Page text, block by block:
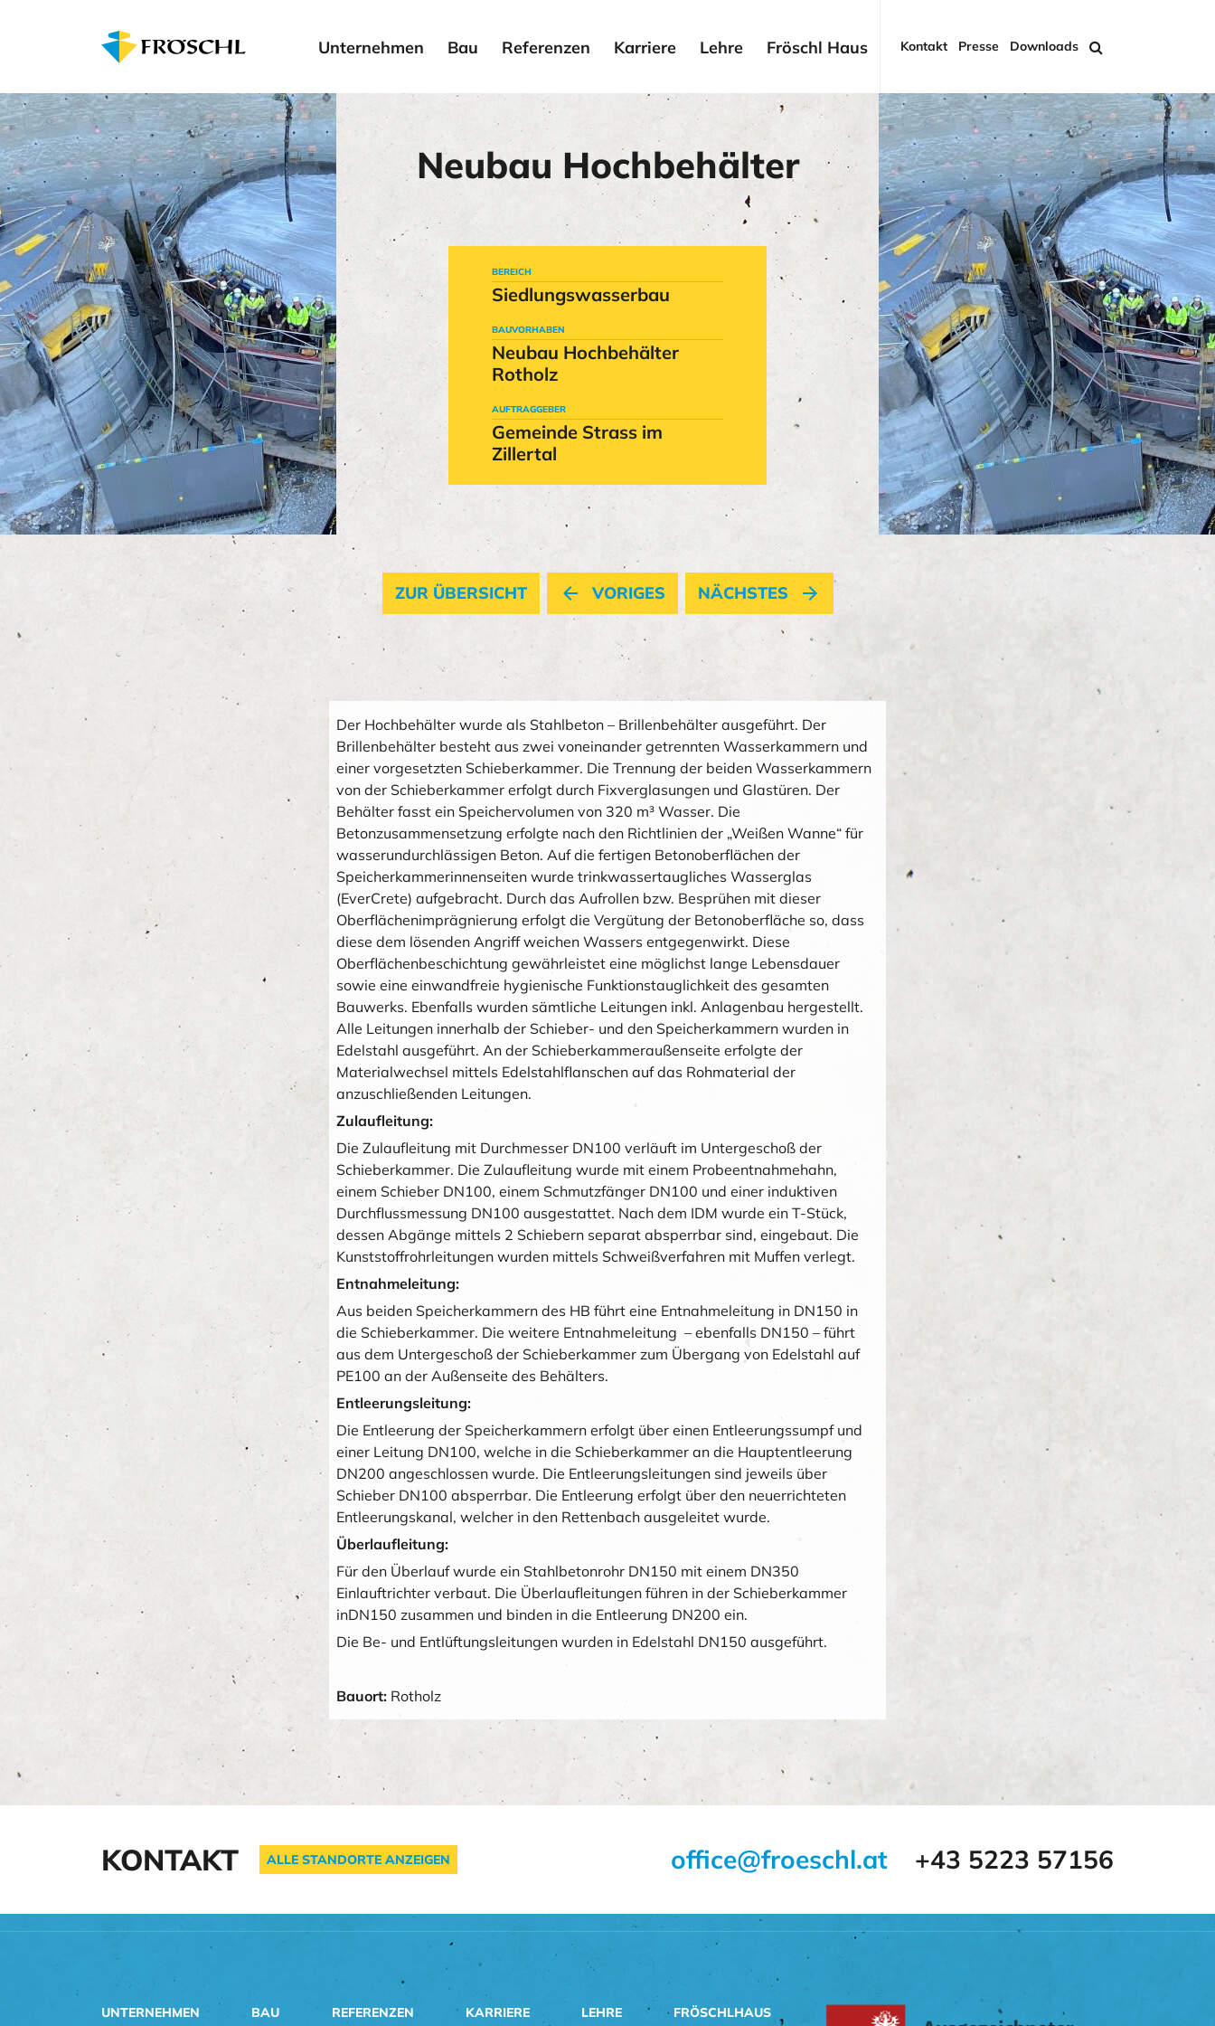
Unternehmen Bau Referenzen Karriere Lehre Fröschl Haus Kontakt Presse Downloads
Neubau Hochbehälter
BEREICH
Siedlungswasserbau
BAUVORHABEN
Neubau Hochbehälter
Rotholz
AUFTRAGGEBER
Gemeinde Strass im
Zillertal
ZUR ÜBERSICHT arrow_back VORIGES NÄCHSTES arrow_forward
Der Hochbehälter wurde als Stahlbeton – Brillenbehälter ausgeführt. Der
Brillenbehälter besteht aus zwei voneinander getrennten Wasserkammern und
einer vorgesetzten Schieberkammer. Die Trennung der beiden Wasserkammern
von der Schieberkammer erfolgt durch Fixverglasungen und Glastüren. Der
Behälter fasst ein Speichervolumen von 320 m³ Wasser. Die
Betonzusammensetzung erfolgte nach den Richtlinien der „Weißen Wanne“ für
wasserundurchlässigen Beton. Auf die fertigen Betonoberflächen der
Speicherkammerinnenseiten wurde trinkwassertaugliches Wasserglas
(EverCrete) aufgebracht. Durch das Aufrollen bzw. Besprühen mit dieser
Oberflächenimprägnierung erfolgt die Vergütung der Betonoberfläche so, dass
diese dem lösenden Angriff weichen Wassers entgegenwirkt. Diese
Oberflächenbeschichtung gewährleistet eine möglichst lange Lebensdauer
sowie eine einwandfreie hygienische Funktionstauglichkeit des gesamten
Bauwerks. Ebenfalls wurden sämtliche Leitungen inkl. Anlagenbau hergestellt.
Alle Leitungen innerhalb der Schieber- und den Speicherkammern wurden in
Edelstahl ausgeführt. An der Schieberkammeraußenseite erfolgte der
Materialwechsel mittels Edelstahlflanschen auf das Rohmaterial der
anzuschließenden Leitungen.
Zulaufleitung:
Die Zulaufleitung mit Durchmesser DN100 verläuft im Untergeschoß der
Schieberkammer. Die Zulaufleitung wurde mit einem Probeentnahmehahn,
einem Schieber DN100, einem Schmutzfänger DN100 und einer induktiven
Durchflussmessung DN100 ausgestattet. Nach dem IDM wurde ein T-Stück,
dessen Abgänge mittels 2 Schiebern separat absperrbar sind, eingebaut. Die
Kunststoffrohrleitungen wurden mittels Schweißverfahren mit Muffen verlegt.
Entnahmeleitung:
Aus beiden Speicherkammern des HB führt eine Entnahmeleitung in DN150 in
die Schieberkammer. Die weitere Entnahmeleitung – ebenfalls DN150 – führt
aus dem Untergeschoß der Schieberkammer zum Übergang von Edelstahl auf
PE100 an der Außenseite des Behälters.
Entleerungsleitung:
Die Entleerung der Speicherkammern erfolgt über einen Entleerungssumpf und
einer Leitung DN100, welche in die Schieberkammer an die Hauptentleerung
DN200 angeschlossen wurde. Die Entleerungsleitungen sind jeweils über
Schieber DN100 absperrbar. Die Entleerung erfolgt über den neuerrichteten
Entleerungskanal, welcher in den Rettenbach ausgeleitet wurde.
Überlaufleitung:
Für den Überlauf wurde ein Stahlbetonrohr DN150 mit einem DN350
Einlauftrichter verbaut. Die Überlaufleitungen führen in der Schieberkammer
inDN150 zusammen und binden in die Entleerung DN200 ein.
Die Be- und Entlüftungsleitungen wurden in Edelstahl DN150 ausgeführt.
Bauort: Rotholz
KONTAKT ALLE STANDORTE ANZEIGEN office@froeschl.at +43 5223 57156
UNTERNEHMEN BAU REFERENZEN KARRIERE LEHRE FRÖSCHLHAUS